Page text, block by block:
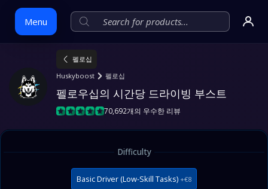
Menu
Skip
펠로십
Huskyboost
펠로십
펠로우십의 시간당 드라이빙 부스트
70,692개의 우수한 리뷰
Difficulty
Basic Driver (Low-Skill Tasks) +€8